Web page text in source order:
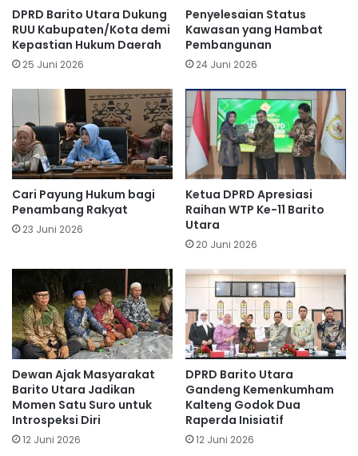
DPRD Barito Utara Dukung
RUU Kabupaten/Kota demi
Kepastian Hukum Daerah
25 Juni 2026
Penyelesaian Status
Kawasan yang Hambat
Pembangunan
24 Juni 2026
Cari Payung Hukum bagi
Penambang Rakyat
23 Juni 2026
Ketua DPRD Apresiasi
Raihan WTP Ke-11 Barito
Utara
20 Juni 2026
Dewan Ajak Masyarakat
Barito Utara Jadikan
Momen Satu Suro untuk
Introspeksi Diri
12 Juni 2026
DPRD Barito Utara
Gandeng Kemenkumham
Kalteng Godok Dua
Raperda Inisiatif
12 Juni 2026